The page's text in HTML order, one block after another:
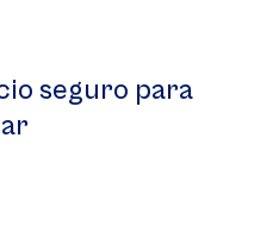
seguro para